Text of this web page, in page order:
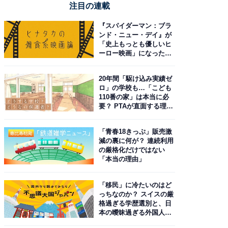
注目の連載
『スパイダーマン：ブラ
ンド・ニュー・デイ』が
「史上もっとも優しいヒ
ーロー映画」になった理
20年間「駆け込み実績ゼ
ロ」の学校も…「こども
110番の家」は本当に必
要？ PTAが直面する理想
「青春18きっぷ」販売激
減の裏に何が？ 連続利用
の厳格化だけではない
「本当の理由」
「移民」に冷たいのはど
っちなのか？ スイスの厳
格過ぎる学歴選別と、日
本の曖昧過ぎる外国人政